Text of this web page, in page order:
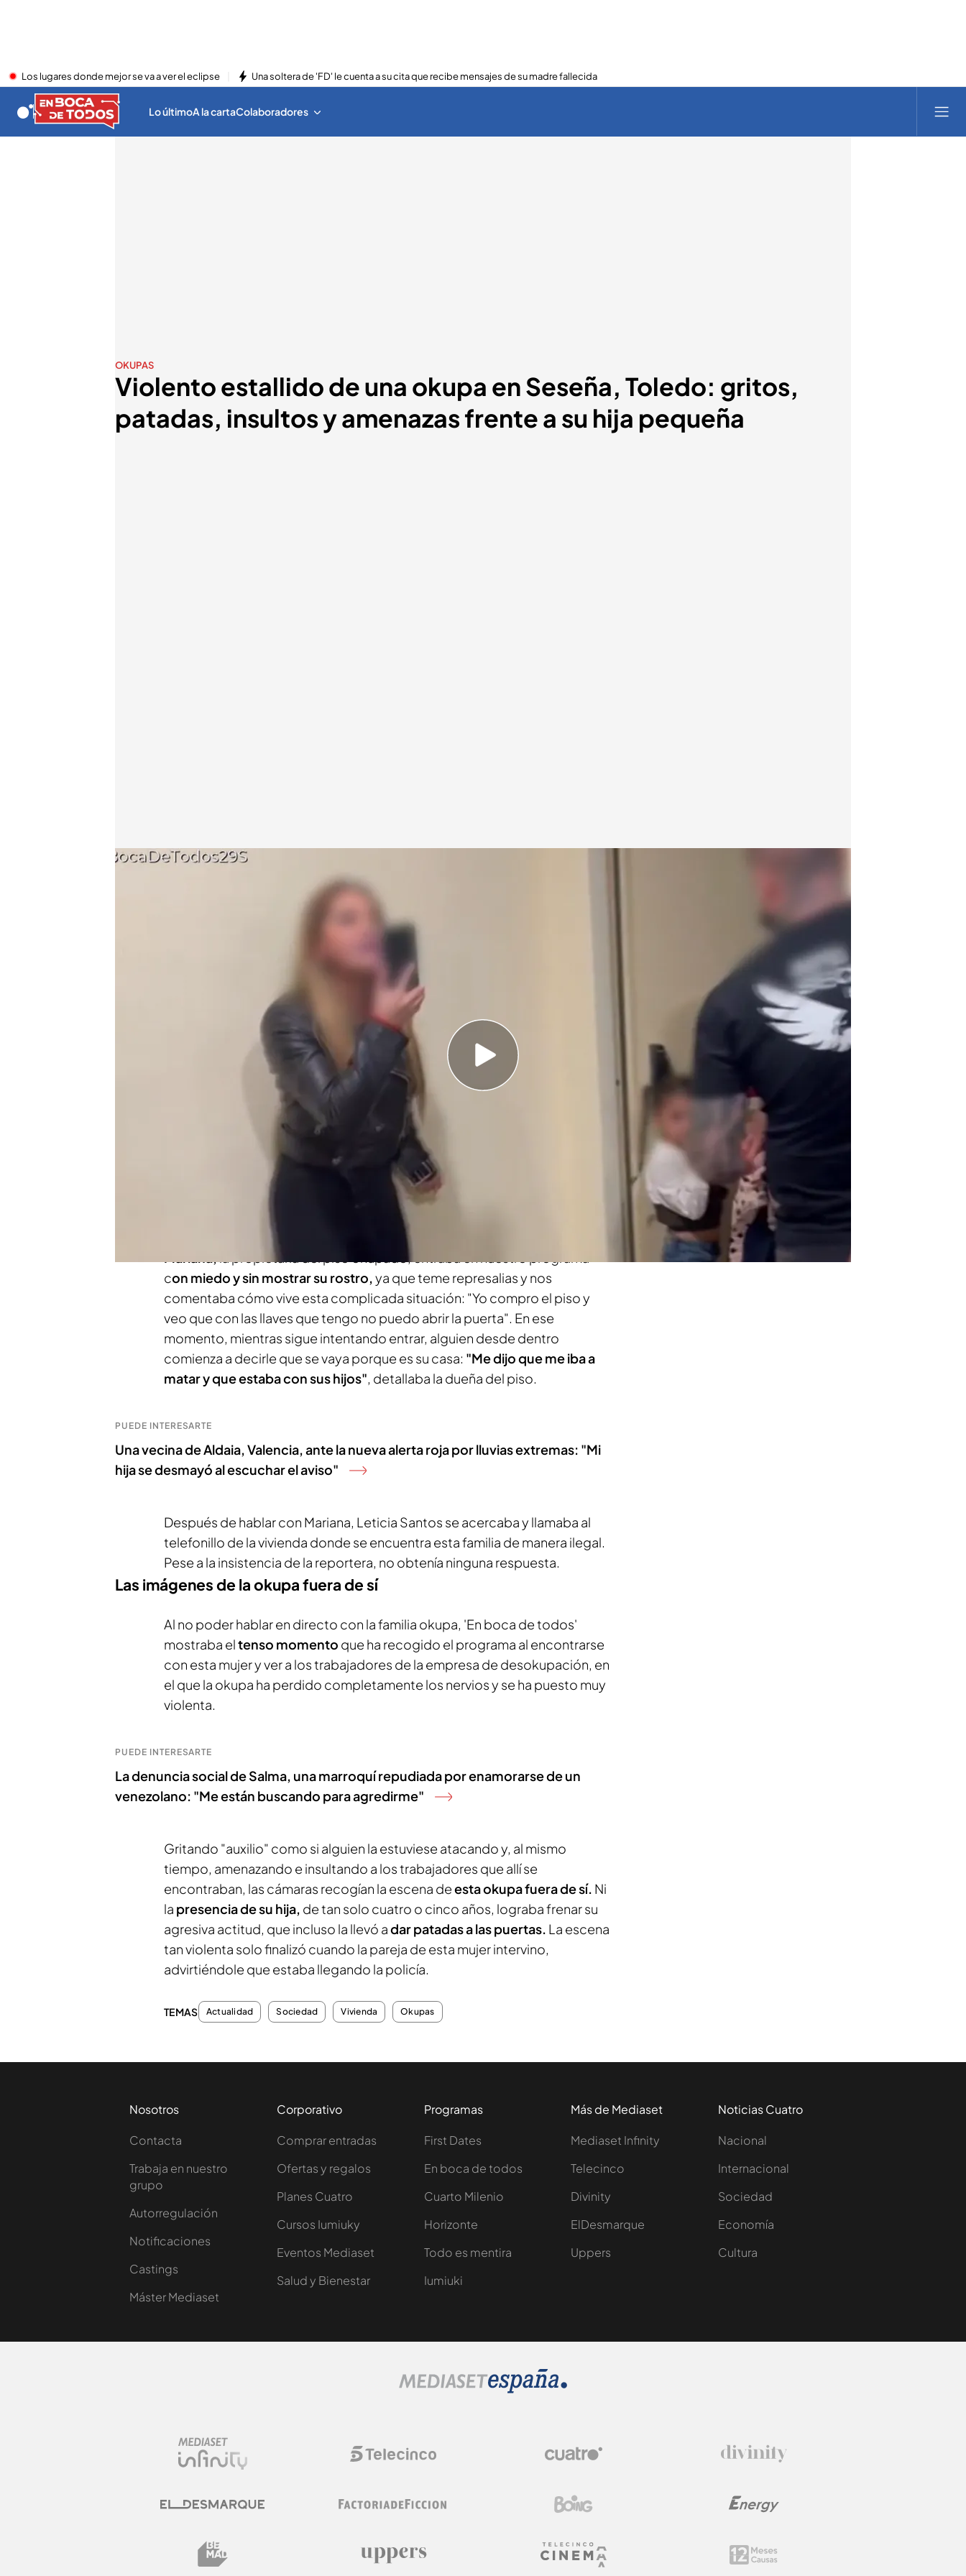
Los lugares donde mejor se va a ver el eclipse Una soltera de 'FD' le cuenta a su cita que recibe mensajes de su madre fallecida
Lo últimoA la cartaColaboradores
OKUPAS
Violento estallido de una okupa en Seseña, Toledo: gritos,
patadas, insultos y amenazas frente a su hija pequeña
Imágenes de la okupa muy violenta
Mariana vive con miedo y rodeada de okupas violentos instalados en
varios pisos de un bloque en Seseña, Toledo
¡Máxima tensión! Un ciudadano muy violento interrumpe un intento de
desahucio en Vallecas: "¿Vais de matones o qué?"
Una familia de okupas muy violentos se ha introducido en varias viviendas
de un bloque de pisos en Seseña, Toledo. Los miembros son muy
violentos e incluso una de las mujeres okupasse ha puesto
con los trabajadores de la empresa de desokupación y con la reportera
de nuestro programa, Leticia Santos.
con miedo y sin mostrar su rostro,ya que teme represalias y nos
comentaba cómo vive esta complicada situación: "Yo compro el piso y
veo que con las llaves que tengo no puedo abrir la puerta". En ese
momento, mientras sigue intentando entrar, alguien desde dentro
comienza a decirle que se vaya porque es su casa: "Me dijo que me iba a
matar y que estaba con sus hijos", detallaba la dueña del piso.
PUEDE INTERESARTE
Una vecina de Aldaia, Valencia, ante la nueva alerta roja por lluvias extremas: "Mi
hija se desmayó al escuchar el aviso"
Después de hablar con Mariana, Leticia Santos se acercaba y llamaba al
telefonillo de la vivienda donde se encuentra esta familia de manera ilegal.
Pese a la insistencia de la reportera, no obtenía ninguna respuesta.
Las imágenes de la okupa fuera de sí
Al no poder hablar en directo con la familia okupa, 'En boca de todos'
mostraba eltenso momento que ha recogido el programa al encontrarse
con esta mujer y ver a los trabajadores de la empresa de desokupación, en
el que la okupa ha perdido completamente los nervios y se ha puesto muy
violenta.
PUEDE INTERESARTE
La denuncia social de Salma, una marroquí repudiada por enamorarse de un
venezolano: "Me están buscando para agredirme"
Gritando "auxilio" como si alguien la estuviese atacando y, al mismo
tiempo, amenazando e insultando a los trabajadores que allí se
encontraban, las cámaras recogían la escena deesta okupa fuera de sí. Ni
la presencia de su hija, de tan solo cuatro o cinco años, lograba frenar su
agresiva actitud, que incluso la llevó adar patadas a las puertas. La escena
tan violenta solo finalizó cuando la pareja de esta mujer intervino,
advirtiéndole que estaba llegando la policía.
TEMAS Actualidad Sociedad Vivienda Okupas
Nosotros
Contacta
Trabaja en nuestro
grupo
Autorregulación
Notificaciones
Castings
Máster Mediaset
Corporativo
Comprar entradas
Ofertas y regalos
Planes Cuatro
Cursos Iumiuky
Eventos Mediaset
Salud y Bienestar
Programas
First Dates
En boca de todos
Cuarto Milenio
Horizonte
Todo es mentira
Iumiuki
Más de Mediaset
Mediaset Infinity
Telecinco
Divinity
ElDesmarque
Uppers
Noticias Cuatro
Nacional
Internacional
Sociedad
Economía
Cultura